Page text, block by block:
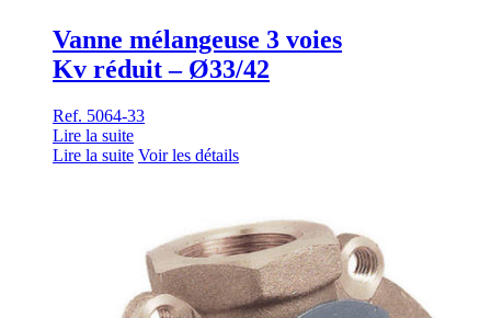
Vanne mélangeuse 3 voies
Kv réduit – Ø33/42
Ref. 5064-33
Lire la suite
Lire la suite Voir les détails